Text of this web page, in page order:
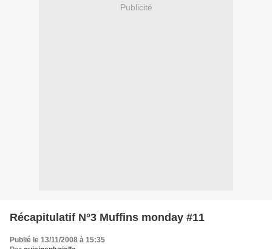
Publicité
Récapitulatif N°3 Muffins monday #11
Publié le 13/11/2008 à 15:35